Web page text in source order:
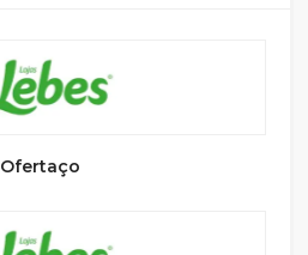
Ofertaço